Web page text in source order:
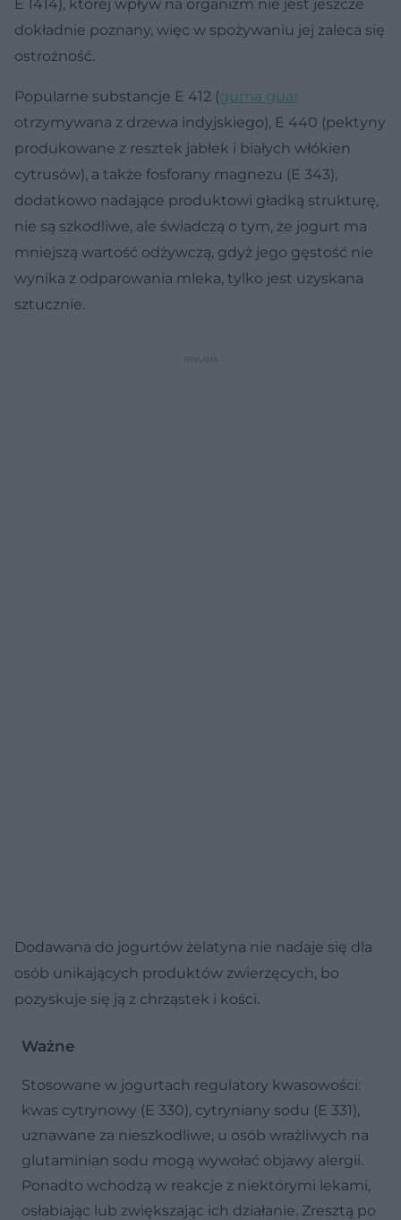
E 1414), której wpływ na organizm nie jest jeszcze
dokładnie poznany, więc w spożywaniu jej zaleca się
ostrożność.
Popularne substancje E 412 (guma guar
otrzymywana z drzewa indyjskiego), E 440 (pektyny
produkowane z resztek jabłek i białych włókien
cytrusów), a także fosforany magnezu (E 343),
dodatkowo nadające produktowi gładką strukturę,
nie są szkodliwe, ale świadczą o tym, że jogurt ma
mniejszą wartość odżywczą, gdyż jego gęstość nie
wynika z odparowania mleka, tylko jest uzyskana
sztucznie.
Dodawana do jogurtów żelatyna nie nadaje się dla
osób unikających produktów zwierzęcych, bo
pozyskuje się ją z chrząstek i kości.
Ważne
Stosowane w jogurtach regulatory kwasowości:
kwas cytrynowy (E 330), cytryniany sodu (E 331),
uznawane za nieszkodliwe, u osób wrażliwych na
glutaminian sodu mogą wywołać objawy alergii.
Ponadto wchodzą w reakcje z niektórymi lekami,
osłabiając lub zwiększając ich działanie. Zresztą po